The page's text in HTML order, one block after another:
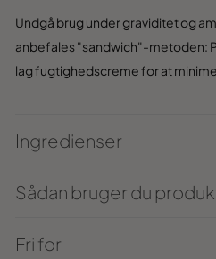
Undgå brug under graviditet og
anbefales "sandwich"-metoden:
lag fugtighedscreme for at
Ingredienser
Sådan bruger du
Fri for